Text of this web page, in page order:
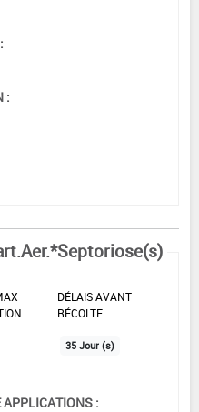
:
DÉLAIS AVANT
RÉCOLTE
35 Jour (s)
: